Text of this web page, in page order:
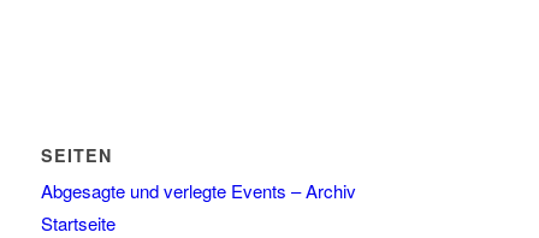
SEITEN
Abgesagte und verlegte Events – Archiv
Startseite